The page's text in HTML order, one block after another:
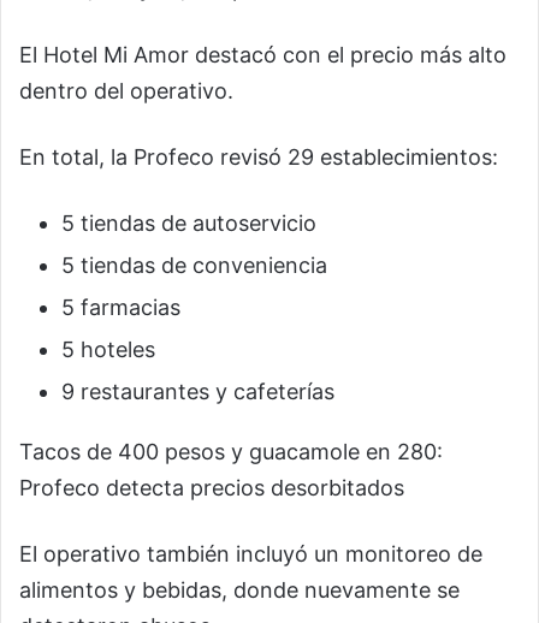
El Hotel Mi Amor destacó con el precio más alto
dentro del operativo.
En total, la Profeco revisó 29 establecimientos:
5 tiendas de autoservicio
5 tiendas de conveniencia
5 farmacias
5 hoteles
9 restaurantes y cafeterías
Tacos de 400 pesos y guacamole en 280:
Profeco detecta precios desorbitados
El operativo también incluyó un monitoreo de
alimentos y bebidas, donde nuevamente se